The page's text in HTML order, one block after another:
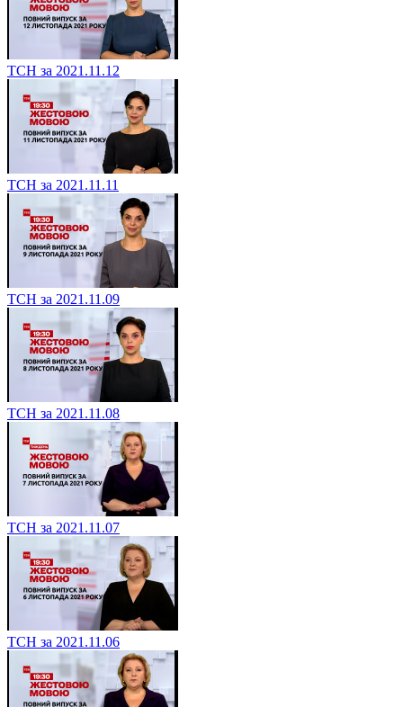
ТСН за 2021.11.12
ТСН за 2021.11.11
ТСН за 2021.11.09
ТСН за 2021.11.08
ТСН за 2021.11.07
ТСН за 2021.11.06